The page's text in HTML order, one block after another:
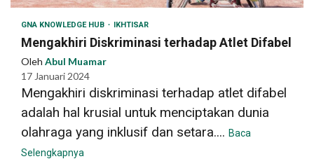
GNA KNOWLEDGE HUB IKHTISAR
Mengakhiri Diskriminasi terhadap Atlet Difabel
Oleh Abul Muamar
17 Januari 2024
Mengakhiri diskriminasi terhadap atlet difabel
adalah hal krusial untuk menciptakan dunia
olahraga yang inklusif dan setara.... Baca
Selengkapnya